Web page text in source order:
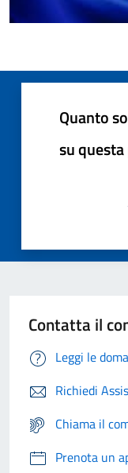
Quanto
su
Contatta il
Leggi le
Richiedi
Chiama il
Prenota un